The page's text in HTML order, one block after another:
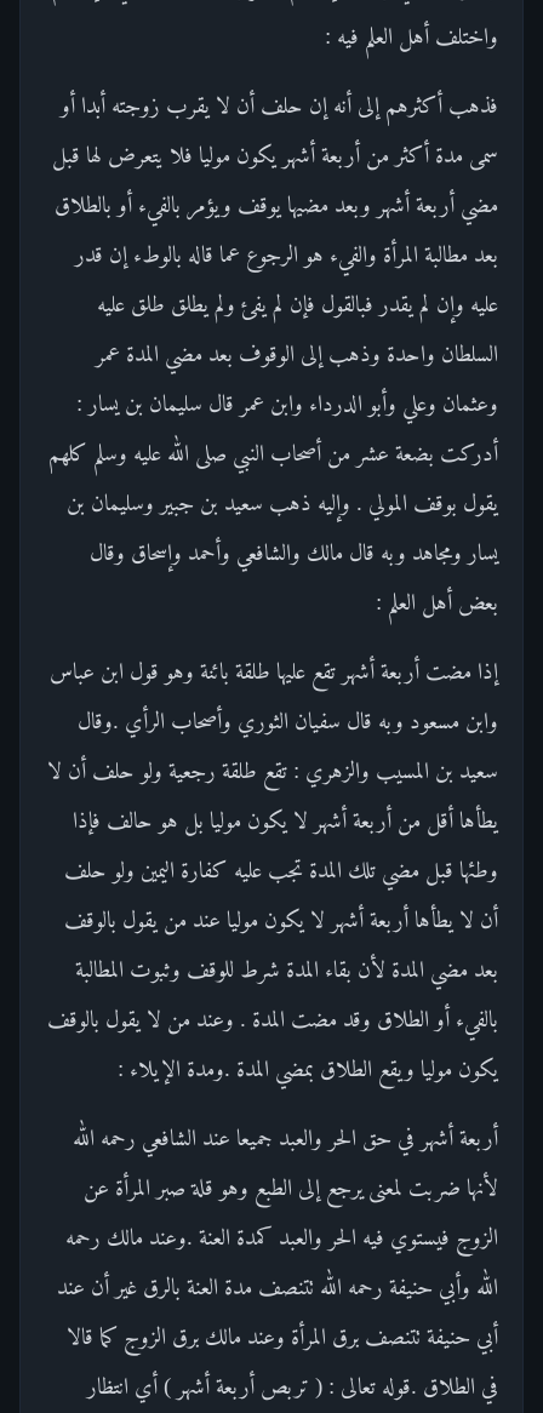
واختلف أهل العلم فيه :
فذهب أكثرهم إلى أنه إن حلف أن لا يقرب زوجته أبدا أو
سمى مدة أكثر من أربعة أشهر يكون موليا فلا يتعرض لها قبل
مضي أربعة أشهر وبعد مضيها يوقف ويؤمر بالفيء أو بالطلاق
بعد مطالبة المرأة والفيء هو الرجوع عما قاله بالوطء إن قدر
عليه وإن لم يقدر فبالقول فإن لم يفئ ولم يطلق طلق عليه
السلطان واحدة وذهب إلى الوقوف بعد مضي المدة عمر
وعثمان وعلي وأبو الدرداء وابن عمر قال سليمان بن يسار :
أدركت بضعة عشر من أصحاب النبي صلى الله عليه وسلم كلهم
يقول بوقف المولي . وإليه ذهب سعيد بن جبير وسليمان بن
يسار ومجاهد وبه قال مالك والشافعي وأحمد وإسحاق وقال
بعض أهل العلم :
إذا مضت أربعة أشهر تقع عليها طلقة بائنة وهو قول ابن عباس
وابن مسعود وبه قال سفيان الثوري وأصحاب الرأي .وقال
سعيد بن المسيب والزهري : تقع طلقة رجعية ولو حلف أن لا
يطأها أقل من أربعة أشهر لا يكون موليا بل هو حالف فإذا
وطئها قبل مضي تلك المدة تجب عليه كفارة اليمين ولو حلف
أن لا يطأها أربعة أشهر لا يكون موليا عند من يقول بالوقف
بعد مضي المدة لأن بقاء المدة شرط للوقف وثبوت المطالبة
بالفيء أو الطلاق وقد مضت المدة . وعند من لا يقول بالوقف
يكون موليا ويقع الطلاق بمضي المدة .ومدة الإيلاء :
أربعة أشهر في حق الحر والعبد جميعا عند الشافعي رحمه الله
لأنها ضربت لمعنى يرجع إلى الطبع وهو قلة صبر المرأة عن
الزوج فيستوي فيه الحر والعبد كمدة العنة .وعند مالك رحمه
الله وأبي حنيفة رحمه الله تتنصف مدة العنة بالرق غير أن عند
أبي حنيفة تتنصف برق المرأة وعند مالك برق الزوج كما قالا
في الطلاق .قوله تعالى : ( تربص أربعة أشهر ) أي انتظار